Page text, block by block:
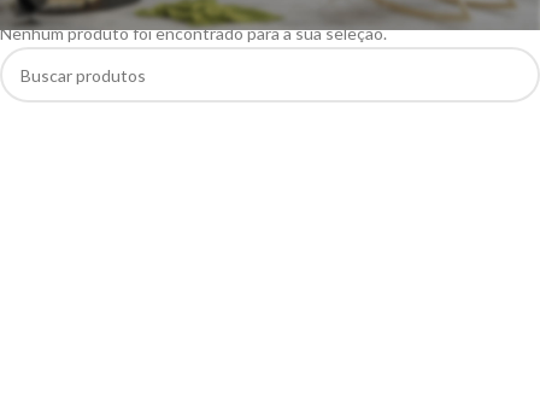
Nenhum produto foi encontrado para a sua seleção.